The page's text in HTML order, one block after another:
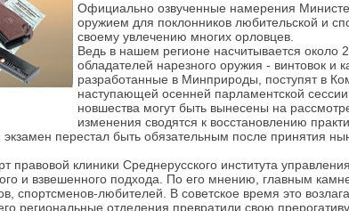
Официально озвученные намерения
оружием для поклонников любительской и
своему увлечению многих орловцев.
Ведь в нашем регионе насчитывается около
обладателей нарезного оружия - винтовок и
разработанные в Минприроды, поступят в
наступающей осенней парламентской
новшества могут быть вынесены на
изменения сводятся к восстановлению
перестал быть обязательным после принятия
правовой клиники Среднерусского института
и взвешенного подхода. По его мнению, главным
спортсменов-любителей. В советское время это
региональные отделения превратили свою